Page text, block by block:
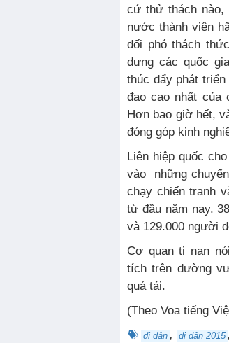
cứ thử thách nào,
nước thành viên
đối phó thách
dựng các quốc
thúc đẩy phát
đạo cao nhất của
Hơn bao giờ hết,
đóng góp kinh
Liên hiệp quốc
vào những
chạy chiến tranh
từ đầu năm nay.
và 129.000 người
Cơ quan tị nạn
tích trên đường
quá tải.
(Theo Voa tiếng
di dân , di dân 2015 ,